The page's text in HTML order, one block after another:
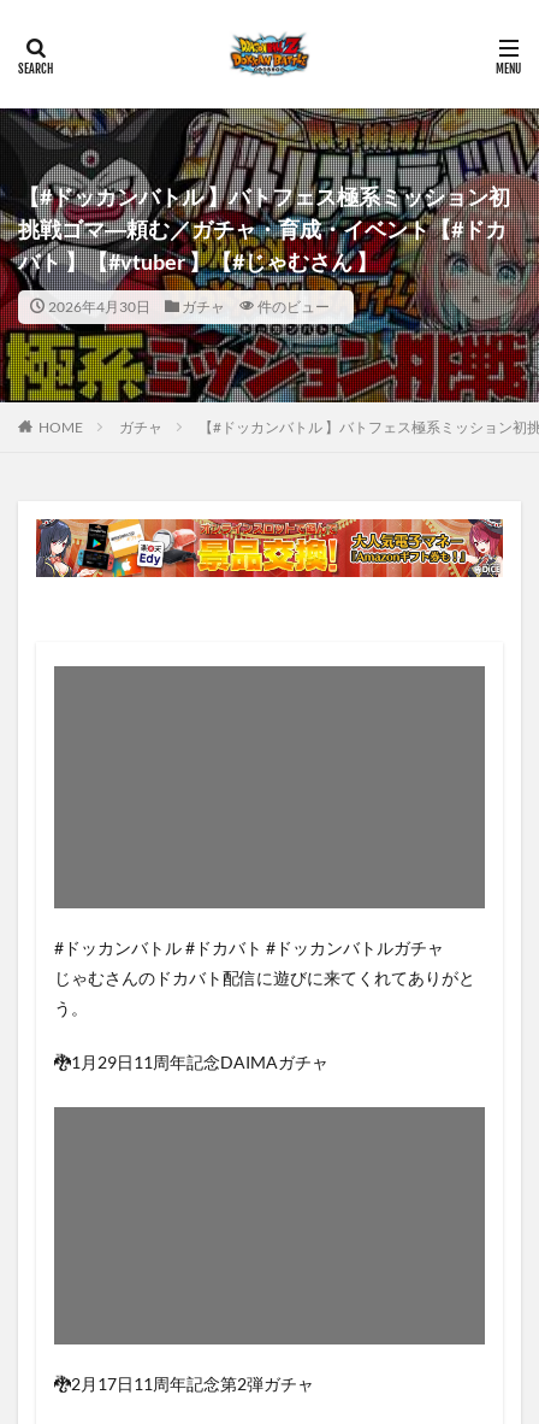
【#ドッカンバトル 】バトフェス極系ミッション初
挑戦ゴマ―頼む／ガチャ・育成・イベント【#ドカ
バト 】【#vtuber 】【#じゃむさん 】
2026年4月30日 ガチャ 件のビュー
HOME ガチャ 【#ドッカンバトル 】バトフェス極系ミッション
#ドッカンバトル #ドカバト #ドッカンバトルガチャ
じゃむさんのドカバト配信に遊びに来てくれてありがと
う。
🐉1月29日11周年記念DAIMAガチャ
🐉2月17日11周年記念第2弾ガチャ